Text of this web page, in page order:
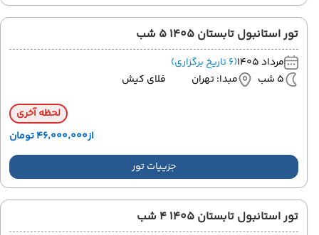
تور استانبول تابستان 1405 5 شب
مرداد 1405
(6 تاریخ برگزاری)
5 شب
مبدا: تهران فلای کیش
لحظه آخری
از۴۶٬۰۰۰٬۰۰۰ تومان
جزییات تور
تور استانبول تابستان 1405 4 شب